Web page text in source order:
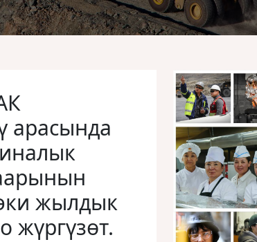
арасында
жылдык
жүргүзөт.